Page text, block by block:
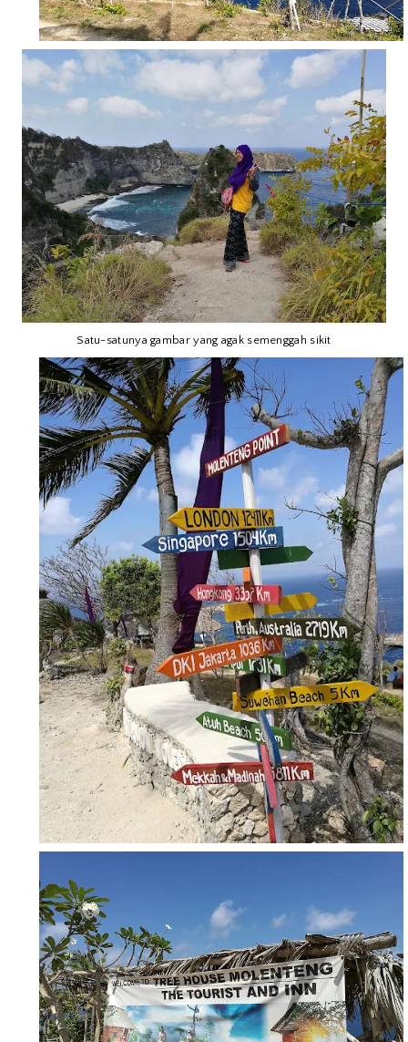
Satu-satunya gambar yang agak semenggah sikit